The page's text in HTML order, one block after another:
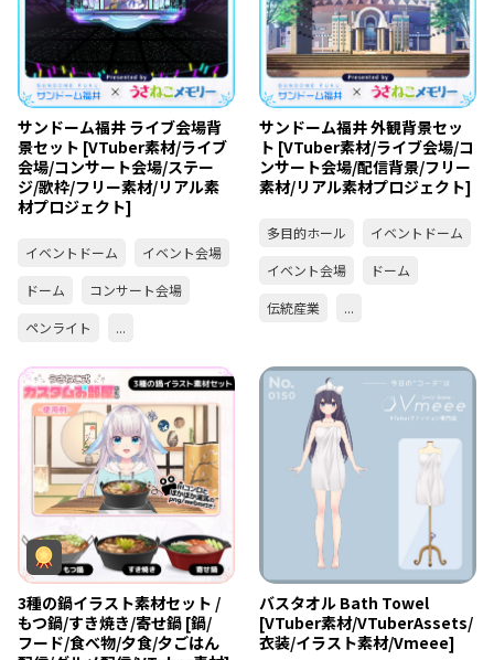
サンドーム福井 ライブ会場背
景セット [VTuber素材/ライブ
会場/コンサート会場/ステー
ジ/歌枠/フリー素材/リアル素
材プロジェクト]
イベントドーム
イベント会場
ドーム
コンサート会場
ペンライト
...
サンドーム福井 外観背景セッ
ト [VTuber素材/ライブ会場/コ
ンサート会場/配信背景/フリー
素材/リアル素材プロジェクト]
多目的ホール
イベントドーム
イベント会場
ドーム
伝統産業
...
3種の鍋イラスト素材セット /
もつ鍋/すき焼き/寄せ鍋 [鍋/
フード/食べ物/夕食/夕ごはん
バスタオル Bath Towel
[VTuber素材/VTuberAssets/
衣装/イラスト素材/Vmeee]